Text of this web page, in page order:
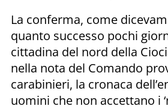
La conferma, come
quanto successo pochi
cittadina del nord della
nella nota del Comando
carabinieri, la cronaca
uomini che non accettano i